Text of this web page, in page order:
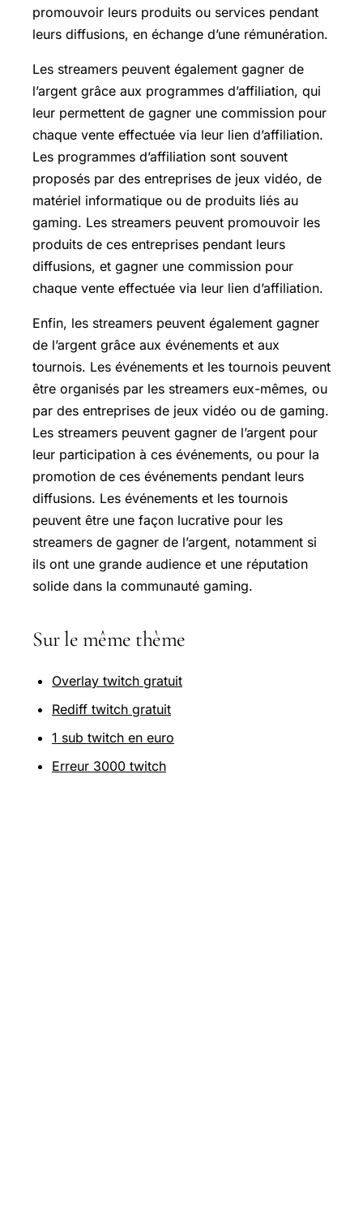
promouvoir leurs produits ou services pendant
leurs diffusions, en échange d’une rémunération.
Les streamers peuvent également gagner de
l’argent grâce aux programmes d’affiliation, qui
leur permettent de gagner une commission pour
chaque vente effectuée via leur lien d’affiliation.
Les programmes d’affiliation sont souvent
proposés par des entreprises de jeux vidéo, de
matériel informatique ou de produits liés au
gaming. Les streamers peuvent promouvoir les
produits de ces entreprises pendant leurs
diffusions, et gagner une commission pour
chaque vente effectuée via leur lien d’affiliation.
Enfin, les streamers peuvent également gagner
de l’argent grâce aux événements et aux
tournois. Les événements et les tournois peuvent
être organisés par les streamers eux-mêmes, ou
par des entreprises de jeux vidéo ou de gaming.
Les streamers peuvent gagner de l’argent pour
leur participation à ces événements, ou pour la
promotion de ces événements pendant leurs
diffusions. Les événements et les tournois
peuvent être une façon lucrative pour les
streamers de gagner de l’argent, notamment si
ils ont une grande audience et une réputation
solide dans la communauté gaming.
Sur le même thème
Overlay twitch gratuit
Rediff twitch gratuit
1 sub twitch en euro
Erreur 3000 twitch